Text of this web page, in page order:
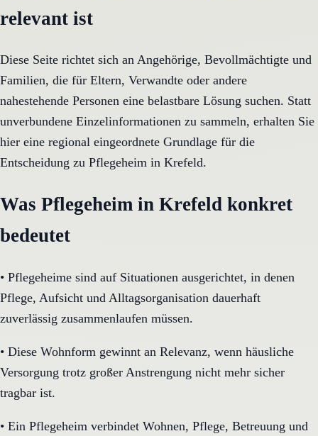
relevant ist
Diese Seite richtet sich an Angehörige, Bevollmächtigte und
Familien, die für Eltern, Verwandte oder andere
nahestehende Personen eine belastbare Lösung suchen. Statt
unverbundene Einzelinformationen zu sammeln, erhalten Sie
hier eine regional eingeordnete Grundlage für die
Entscheidung zu Pflegeheim in Krefeld.
Was Pflegeheim in Krefeld konkret
bedeutet
• Pflegeheime sind auf Situationen ausgerichtet, in denen
Pflege, Aufsicht und Alltagsorganisation dauerhaft
zuverlässig zusammenlaufen müssen.
• Diese Wohnform gewinnt an Relevanz, wenn häusliche
Versorgung trotz großer Anstrengung nicht mehr sicher
tragbar ist.
• Ein Pflegeheim verbindet Wohnen, Pflege, Betreuung und